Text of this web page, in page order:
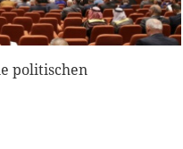
politischen